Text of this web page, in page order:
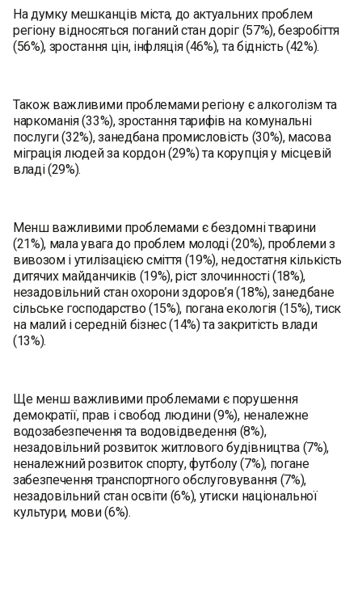
На думку мешканців міста, до актуальних проблем
регіону відносяться поганий стан доріг (57%), безробіття
(56%), зростання цін, інфляція (46%), та бідність (42%).
Також важливими проблемами регіону є алкоголізм та
наркоманія (33%), зростання тарифів на комунальні
послуги (32%), занедбана промисловість (30%), масова
міграція людей за кордон (29%) та корупція у місцевій
владі (29%).
Менш важливими проблемами є бездомні тварини
(21%), мала увага до проблем молоді (20%), проблеми з
вивозом і утилізацією сміття (19%), недостатня кількість
дитячих майданчиків (19%), ріст злочинності (18%),
незадовільний стан охорони здоров’я (18%), занедбане
сільське господарство (15%), погана екологія (15%), тиск
на малий і середній бізнес (14%) та закритість влади
(13%).
Ще менш важливими проблемами є порушення
демократії, прав і свобод людини (9%), неналежне
водозабезпечення та водовідведення (8%),
незадовільний розвиток житлового будівництва (7%),
неналежний розвиток спорту, футболу (7%), погане
забезпечення транспортного обслуговування (7%),
незадовільний стан освіти (6%), утиски національної
культури, мови (6%).